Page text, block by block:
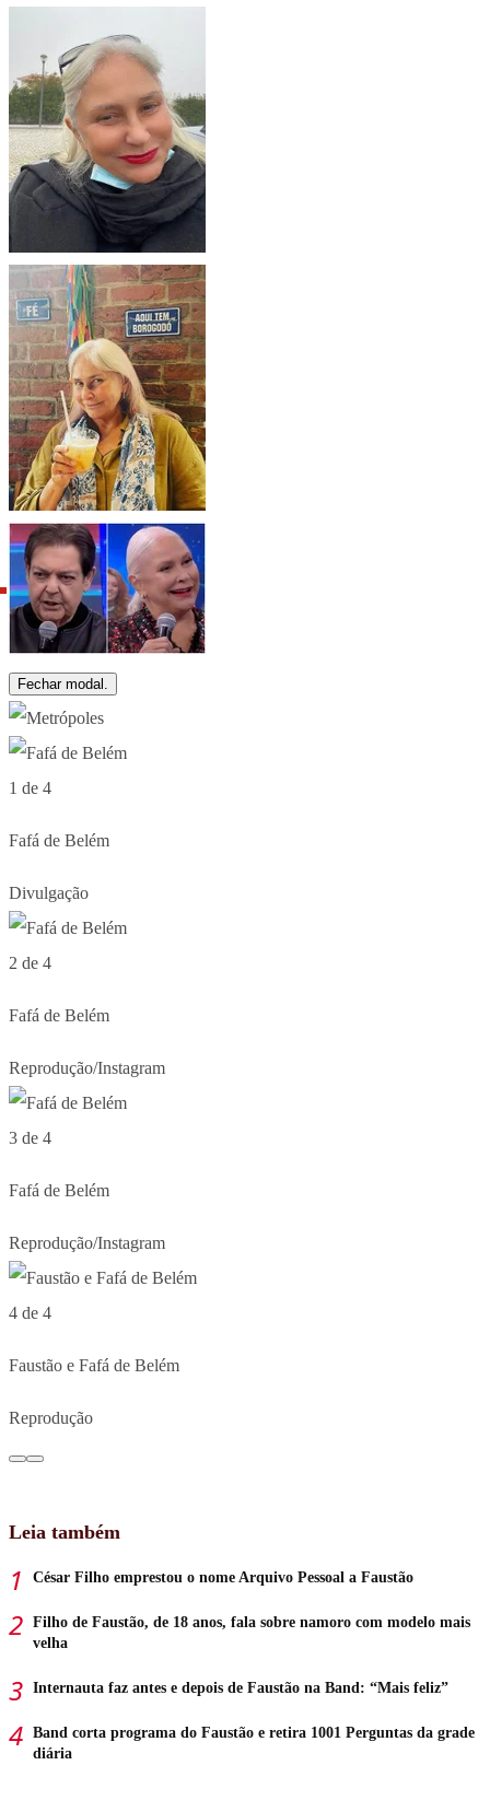
Fechar modal.
1 de 4
Fafá de Belém
Divulgação
2 de 4
Fafá de Belém
Reprodução/Instagram
3 de 4
Fafá de Belém
Reprodução/Instagram
4 de 4
Faustão e Fafá de Belém
Reprodução
Leia também
César Filho emprestou o nome Arquivo Pessoal a Faustão
Filho de Faustão, de 18 anos, fala sobre namoro com modelo mais
velha
Internauta faz antes e depois de Faustão na Band: “Mais feliz”
Band corta programa do Faustão e retira 1001 Perguntas da grade
diária